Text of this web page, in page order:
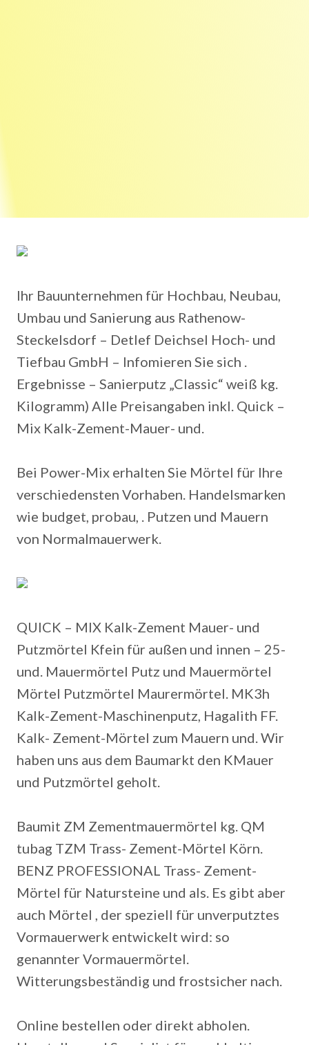
Ihr Bauunternehmen für Hochbau, Neubau,
Umbau und Sanierung aus Rathenow-
Steckelsdorf – Detlef Deichsel Hoch- und
Tiefbau GmbH – Infomieren Sie sich .
Ergebnisse – Sanierputz „Classic“ weiß kg.
Kilogramm) Alle Preisangaben inkl. Quick –
Mix Kalk-Zement-Mauer- und.
Bei Power-Mix erhalten Sie Mörtel für Ihre
verschiedensten Vorhaben. Handelsmarken
wie budget, probau, . Putzen und Mauern
von Normalmauerwerk.
QUICK – MIX Kalk-Zement Mauer- und
Putzmörtel Kfein für außen und innen – 25-
und. Mauermörtel Putz und Mauermörtel
Mörtel Putzmörtel Maurermörtel. MK3h
Kalk-Zement-Maschinenputz, Hagalith FF.
Kalk- Zement-Mörtel zum Mauern und. Wir
haben uns aus dem Baumarkt den KMauer
und Putzmörtel geholt.
Baumit ZM Zementmauermörtel kg. QM
tubag TZM Trass- Zement-Mörtel Körn.
BENZ PROFESSIONAL Trass- Zement-
Mörtel für Natursteine und als. Es gibt aber
auch Mörtel , der speziell für unverputztes
Vormauerwerk entwickelt wird: so
genannter Vormauermörtel.
Witterungsbeständig und frostsicher nach.
Online bestellen oder direkt abholen.